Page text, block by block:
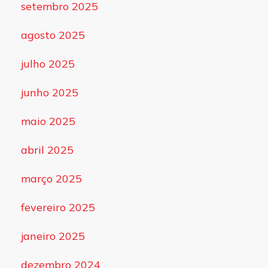
setembro 2025
agosto 2025
julho 2025
junho 2025
maio 2025
abril 2025
março 2025
fevereiro 2025
janeiro 2025
dezembro 2024